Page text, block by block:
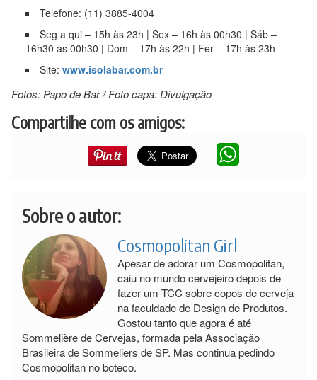
Telefone: (11) 3885-4004
Seg a qui – 15h às 23h | Sex – 16h às 00h30 | Sáb –
16h30 às 00h30 | Dom – 17h às 22h | Fer – 17h às 23h
Site: www.isolabar.com.br
Fotos: Papo de Bar / Foto capa: Divulgação
Compartilhe com os amigos:
Sobre o autor:
Cosmopolitan Girl
Apesar de adorar um Cosmopolitan,
caiu no mundo cervejeiro depois de
fazer um TCC sobre copos de cerveja
na faculdade de Design de Produtos.
Gostou tanto que agora é até
Sommelière de Cervejas, formada pela Associação
Brasileira de Sommeliers de SP. Mas continua pedindo
Cosmopolitan no boteco.